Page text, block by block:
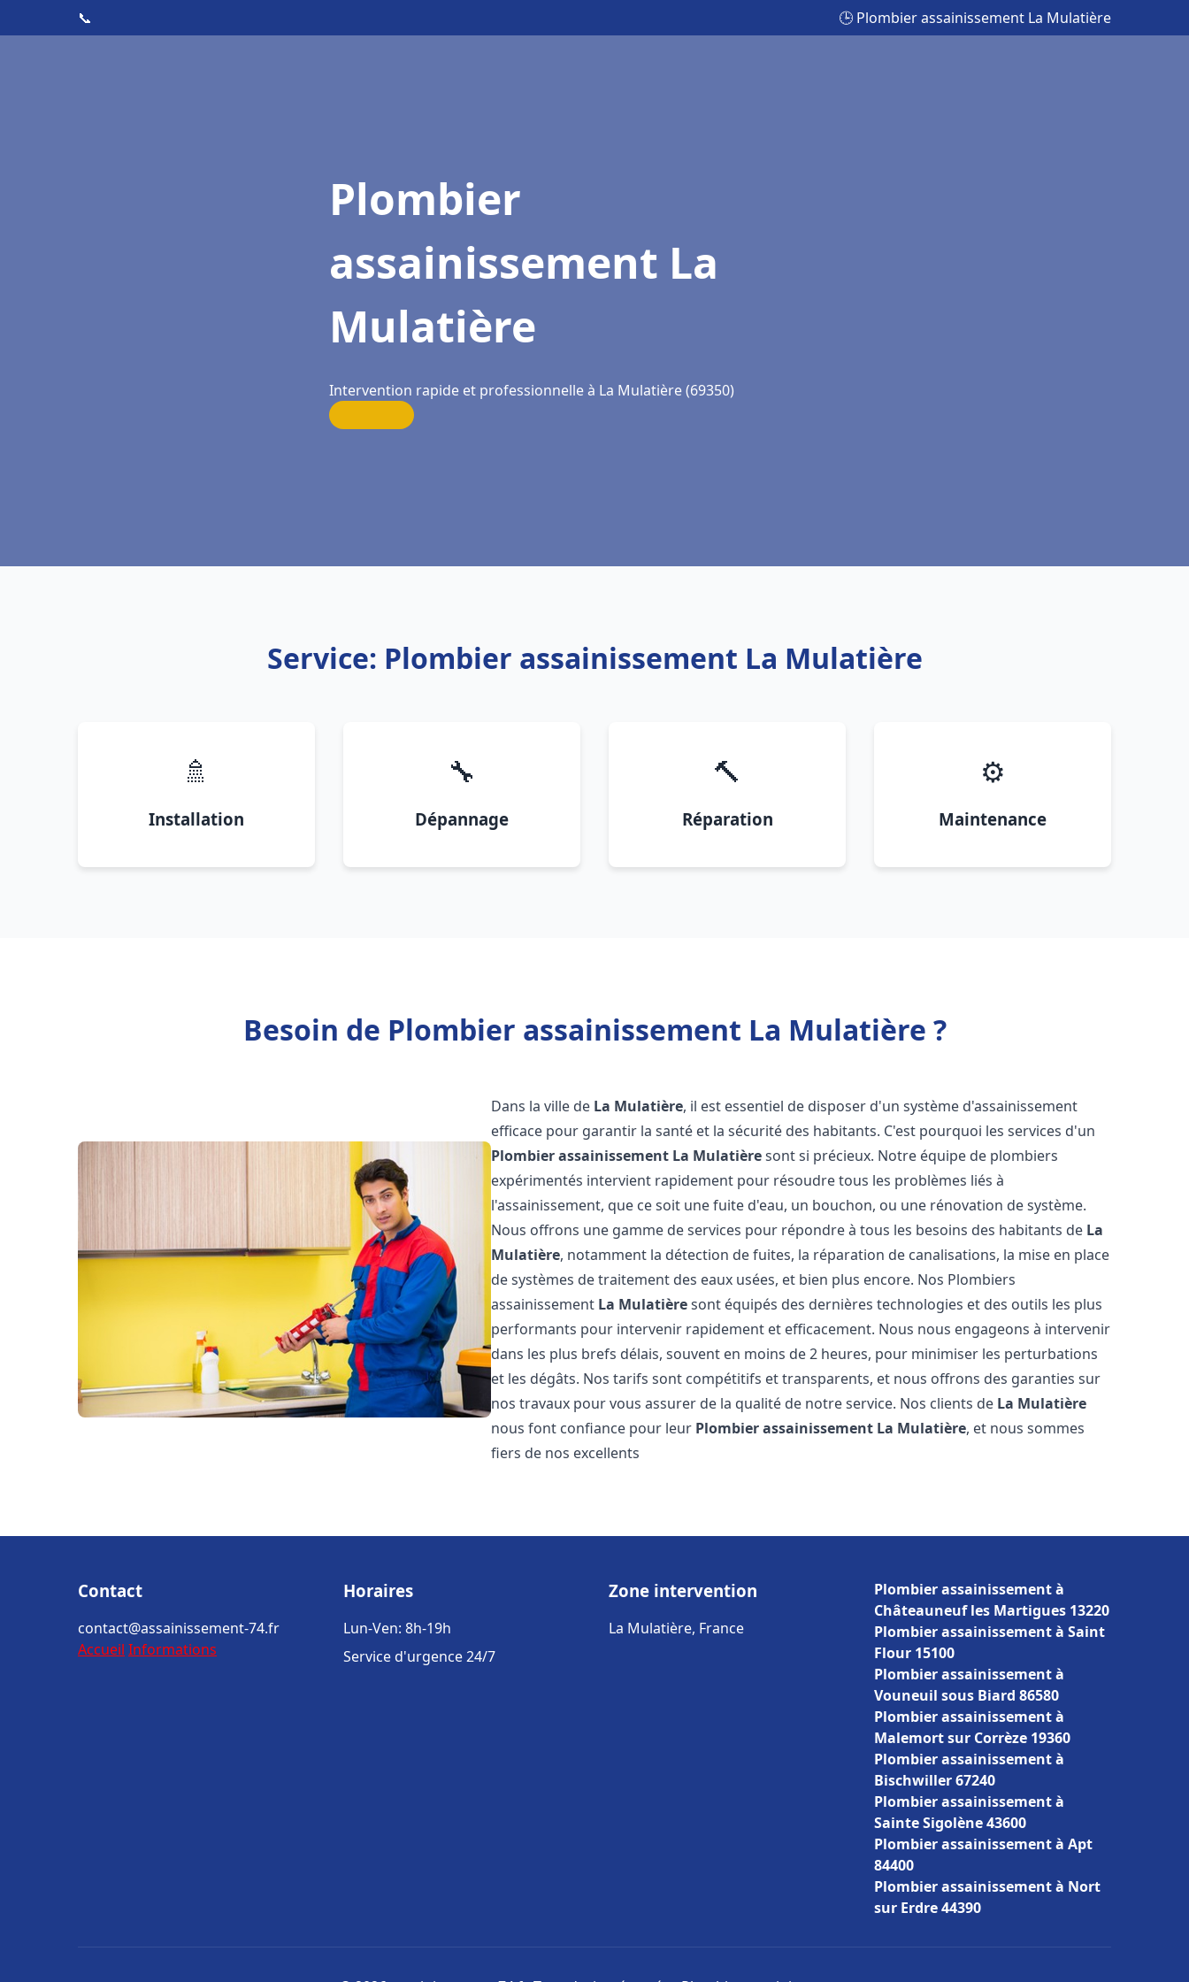
📞 🕒 Plombier assainissement La Mulatière
Plombier
assainissement La
Mulatière
Intervention rapide et professionnelle à La Mulatière (69350)
Service: Plombier assainissement La Mulatière
🚿
Installation
🔧
Dépannage
🔨
Réparation
⚙️
Maintenance
Besoin de Plombier assainissement La Mulatière ?
Dans la ville de La Mulatière, il est essentiel de disposer d'un système d'assainissement
efficace pour garantir la santé et la sécurité des habitants. C'est pourquoi les services d'un
Plombier assainissement La Mulatièresont si précieux. Notre équipe de plombiers
expérimentés intervient rapidement pour résoudre tous les problèmes liés à
l'assainissement, que ce soit une fuite d'eau, un bouchon, ou une rénovation de système.
Nous offrons une gamme de services pour répondre à tous les besoins des habitants de La
Mulatière, notamment la détection de fuites, la réparation de canalisations, la mise en place
de systèmes de traitement des eaux usées, et bien plus encore. Nos Plombiers
assainissement La Mulatièresont équipés des dernières technologies et des outils les plus
performants pour intervenir rapidement et efficacement. Nous nous engageons à intervenir
dans les plus brefs délais, souvent en moins de 2 heures, pour minimiser les perturbations
et les dégâts. Nos tarifs sont compétitifs et transparents, et nous offrons des garanties sur
nos travaux pour vous assurer de la qualité de notre service. Nos clients de La Mulatière
nous font confiance pour leur Plombier assainissement La Mulatière, et nous sommes
fiers de nos excellents
Contact
contact@assainissement-74.fr
Accueil Informations
Horaires
Lun-Ven: 8h-19h
Service d'urgence 24/7
Zone intervention
La Mulatière, France
Plombier assainissement à
Châteauneuf les Martigues 13220
Plombier assainissement à Saint
Flour 15100
Plombier assainissement à
Vouneuil sous Biard 86580
Plombier assainissement à
Malemort sur Corrèze 19360
Plombier assainissement à
Bischwiller 67240
Plombier assainissement à
Sainte Sigolène 43600
Plombier assainissement à Apt
84400
Plombier assainissement à Nort
sur Erdre 44390